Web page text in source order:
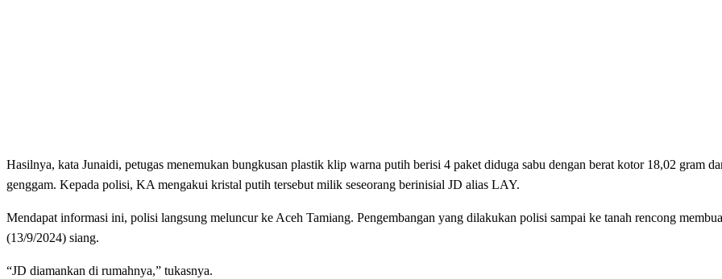
Hasilnya, kata Junaidi, petugas menemukan bungkusan plastik klip warna putih berisi 4 paket diduga sabu dengan berat kotor 18,02 gram
genggam. Kepada polisi, KA mengakui kristal putih tersebut milik seseorang berinisial JD alias LAY.
Mendapat informasi ini, polisi langsung meluncur ke Aceh Tamiang. Pengembangan yang dilakukan polisi sampai ke tanah rencong
(13/9/2024) siang.
“JD diamankan di rumahnya,” tukasnya.